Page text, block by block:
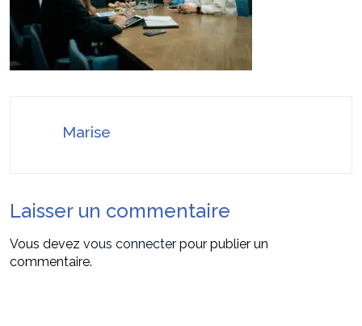
Marise
Laisser un commentaire
Vous devez vous connecter pour publier un
commentaire.